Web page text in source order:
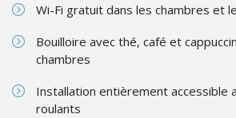
Wi-Fi gratuit dans les chambres et
Bouilloire avec thé, café et
chambres
Installation entièrement accessible
roulants